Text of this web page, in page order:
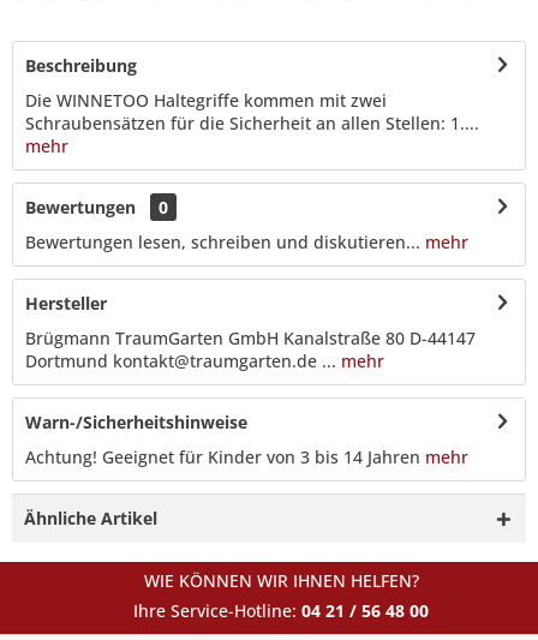
Beschreibung
Die WINNETOO Haltegriffe kommen mit zwei
Schraubensätzen für die Sicherheit an allen Stellen: 1....
mehr
Bewertungen
0
Bewertungen lesen, schreiben und diskutieren... mehr
Hersteller
Brügmann TraumGarten GmbH Kanalstraße 80 D-44147
Dortmund kontakt@traumgarten.de ... mehr
Warn-/Sicherheitshinweise
Achtung! Geeignet für Kinder von 3 bis 14 Jahren mehr
Ähnliche Artikel
WIE KÖNNEN WIR IHNEN HELFEN?
Ihre Service-Hotline: 04 21 / 56 48 00